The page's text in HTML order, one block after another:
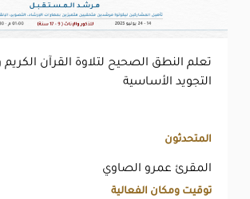
تعلم النطق الصحيح لتلاوة القرآن
التجويد الأساسية
المتحدثون
المقرئ عمرو الصاوي
توقيت ومكان الفعالية